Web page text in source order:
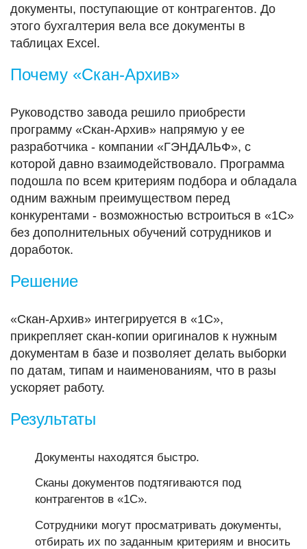
документы, поступающие от контрагентов. До
этого бухгалтерия вела все документы в
таблицах Excel.
Почему «Скан-Архив»
Руководство завода решило приобрести
программу «Скан-Архив» напрямую у ее
разработчика - компании «ГЭНДАЛЬФ», с
которой давно взаимодействовало. Программа
подошла по всем критериям подбора и обладала
одним важным преимуществом перед
конкурентами - возможностью встроиться в «1С»
без дополнительных обучений сотрудников и
доработок.
Решение
«Скан-Архив» интегрируется в «1С»,
прикрепляет скан-копии оригиналов к нужным
документам в базе и позволяет делать выборки
по датам, типам и наименованиям, что в разы
ускоряет работу.
Результаты
Документы находятся быстро.
Сканы документов подтягиваются под
контрагентов в «1С».
Сотрудники могут просматривать документы,
отбирать их по заданным критериям и вносить